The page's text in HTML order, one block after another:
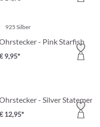
925 Silber
- Pink Starfish
9,95*
- Silver Statement
12,95*